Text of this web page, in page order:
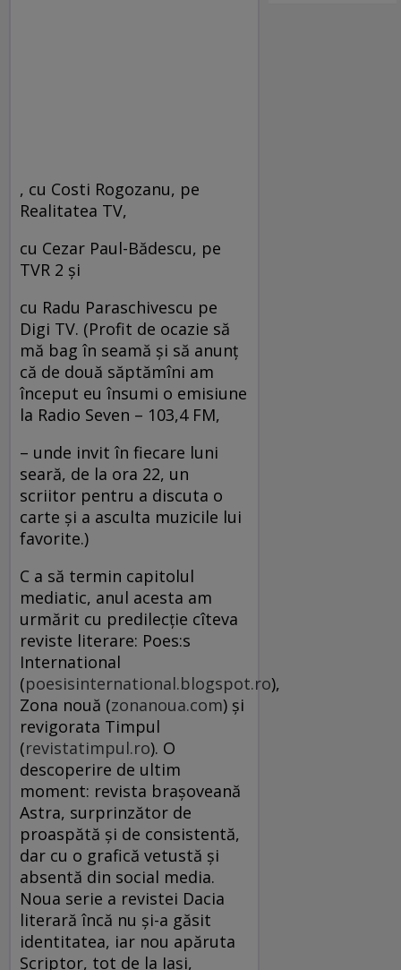
, cu Costi Rogozanu, pe
Realitatea TV,
cu Cezar Paul-Bădescu, pe
TVR 2 și
cu Radu Paraschivescu pe
Digi TV. (Profit de ocazie să
mă bag în seamă şi să anunţ
că de două săptămîni am
început eu însumi o emisiune
la Radio Seven – 103,4 FM,
– unde invit în fiecare luni
seară, de la ora 22, un
scriitor pentru a discuta o
carte şi a asculta muzicile lui
favorite.)
C a să termin capitolul
mediatic, a­nul acesta am
urmărit cu pre­di­lec­ţie cîteva
reviste literare: Poes:s
International
(poesisinternational.blogspot.ro),
Zona nouă (zonanoua.com) şi
revigorata Timpul
(revistatimpul.ro). O
descoperire de ultim
moment: revista braşoveană
Astra, surprinzător de
proaspătă şi de consistentă,
dar cu o grafică vetustă şi
absentă din social media.
Noua serie a revistei Dacia
literară încă nu şi-a găsit
identitatea, iar nou apăruta
Scriptor, tot de la Iaşi,